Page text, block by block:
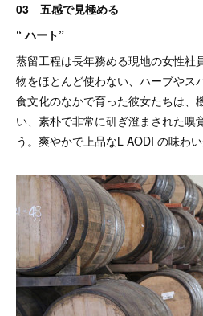
03 五感で見極める
“ ハート”
蒸留工程は長年務める現地の女性社
物をほとんど使わない、ハーブやス
食文化のなかで育った彼女たちは、
い、素朴で非常に研ぎ澄まされた嗅
う。爽やかで上品なL AODI の味わい